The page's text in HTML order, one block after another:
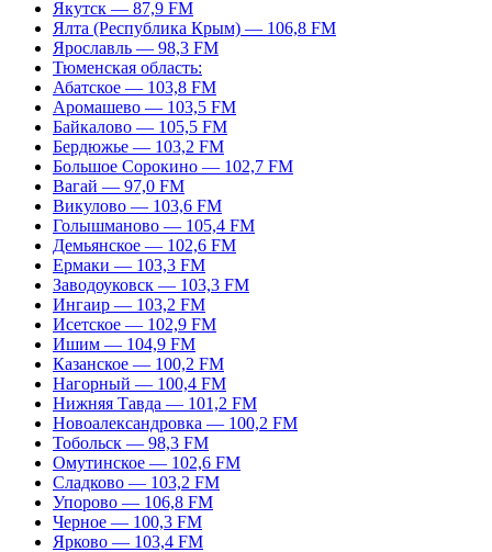
Якутск — 87,9 FM
Ялта (Республика Крым) — 106,8 FM
Ярославль — 98,3 FM
Тюменская область:
Абатское — 103,8 FM
Аромашево — 103,5 FM
Байкалово — 105,5 FM
Бердюжье — 103,2 FM
Большое Сорокино — 102,7 FM
Вагай — 97,0 FM
Викулово — 103,6 FM
Голышманово — 105,4 FM
Демьянское — 102,6 FM
Ермаки — 103,3 FM
Заводоуковск — 103,3 FM
Ингаир — 103,2 FM
Исетское — 102,9 FM
Ишим — 104,9 FM
Казанское — 100,2 FM
Нагорный — 100,4 FM
Нижняя Тавда — 101,2 FM
Новоалександровка — 100,2 FM
Тобольск — 98,3 FM
Омутинское — 102,6 FM
Сладково — 103,2 FM
Упорово — 106,8 FM
Черное — 100,3 FM
Ярково — 103,4 FM